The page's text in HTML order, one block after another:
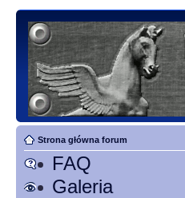
Strona główna forum
FAQ
Galeria